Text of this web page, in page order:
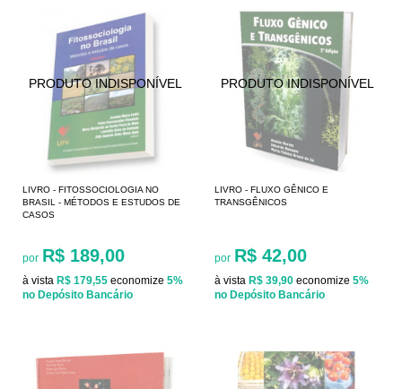
LIVRO - FITOSSOCIOLOGIA NO
BRASIL - MÉTODOS E ESTUDOS DE
CASOS
por R$ 189,00
à vista R$ 179,55 economize 5%
no Depósito Bancário
LIVRO - FLUXO GÊNICO E
TRANSGÊNICOS
por R$ 42,00
à vista R$ 39,90 economize 5%
no Depósito Bancário